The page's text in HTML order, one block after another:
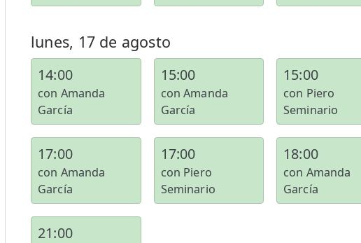
lunes, 17 de agosto
14:00
con Amanda
García
15:00
con Amanda
García
15:00
con Piero
Seminario
17:00
con Amanda
García
17:00
con Piero
Seminario
18:00
con Amanda
García
21:00